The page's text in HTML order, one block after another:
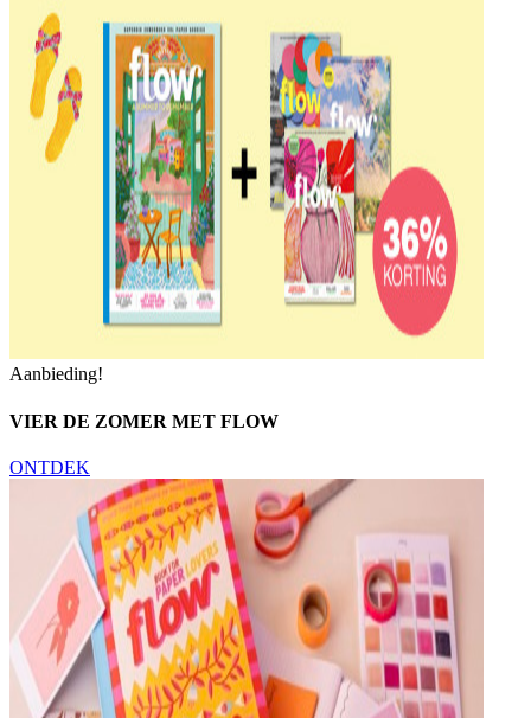
Aanbieding!
VIER DE ZOMER MET FLOW
ONTDEK